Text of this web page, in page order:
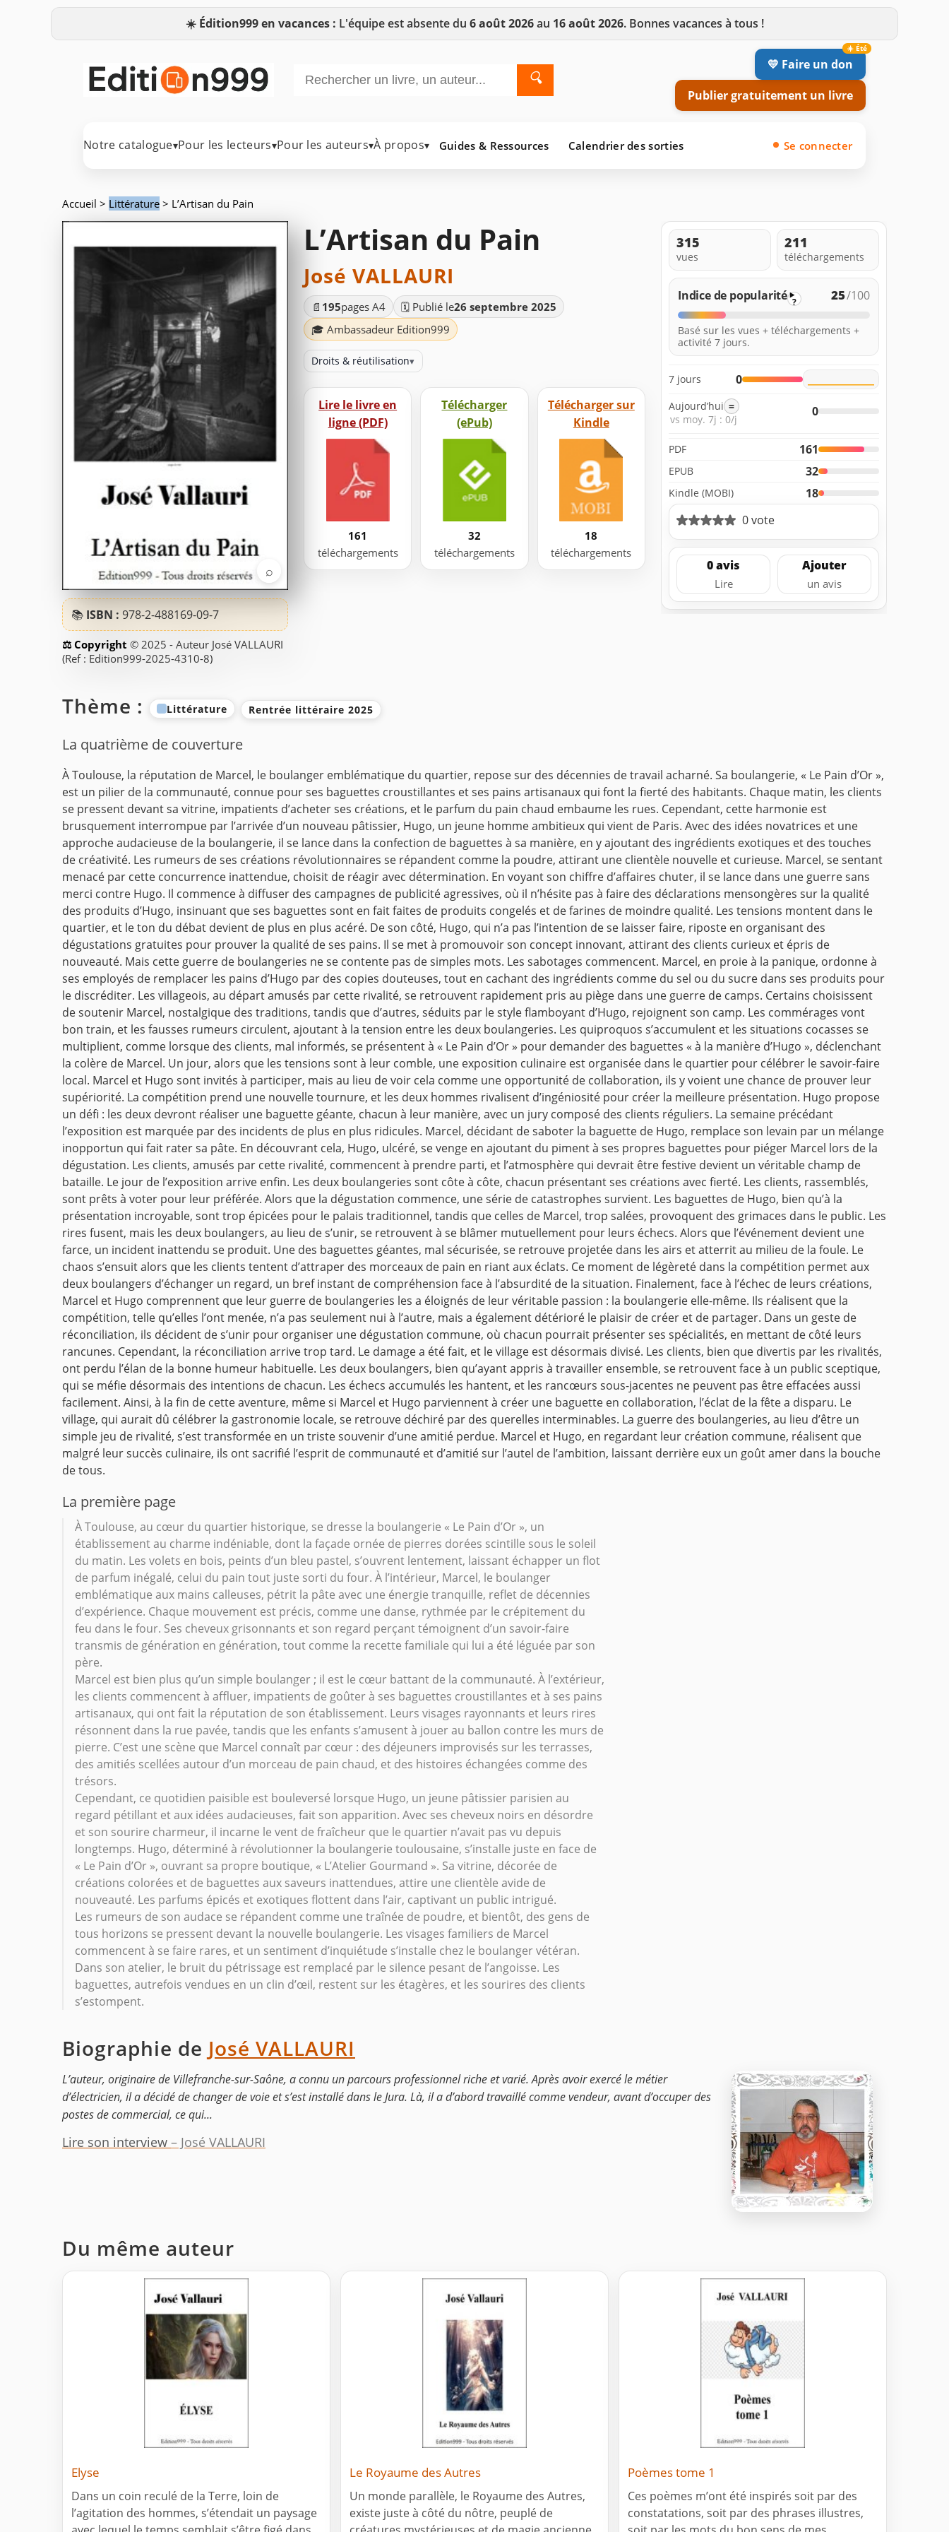
☀️ Édition999 en vacances : L'équipe est absente du 6 août 2026au 16 août 2026. Bonnes vacances à tous !
🔍
💛 Faire un don
Publier gratuitement un livre
Notre catalogue▾Pour les lecteurs▾Pour les auteurs▾À propos▾ Guides & Ressources Calendrier des sorties Se connecter
Accueil > Littérature > L’Artisan du Pain
⌕
📚 ISBN : 978-2-488169-09-7
© 2025 - Auteur José VALLAURI
(Ref : Edition999-2025-4310-8)
L’Artisan du Pain
José VALLAURI
📄 195pages A4 🗓️ Publié le26 septembre 2025
🎓 Ambassadeur Edition999
Droits & réutilisation▾
Lire le livre en
ligne (PDF)
161
téléchargements
Télécharger
(ePub)
32
téléchargements
Télécharger sur
Kindle
18
téléchargements
315
vues
211
téléchargements
Indice de popularité ? 25/100
Basé sur les vues + téléchargements +
activité 7 jours.
7 jours 0
Aujourd’hui =
vs moy. 7j : 0/j
0
PDF 161
EPUB 32
Kindle (MOBI)
18
0 vote
0 avis
Lire
Ajouter
un avis
Thème : Littérature Rentrée littéraire 2025
La quatrième de couverture
À Toulouse, la réputation de Marcel, le boulanger emblématique du quartier, repose sur des décennies de travail acharné. Sa boulangerie, « Le Pain d’Or »,
est un pilier de la communauté, connue pour ses baguettes croustillantes et ses pains artisanaux qui font la fierté des habitants. Chaque matin, les clients
se pressent devant sa vitrine, impatients d’acheter ses créations, et le parfum du pain chaud embaume les rues. Cependant, cette harmonie est
brusquement interrompue par l’arrivée d’un nouveau pâtissier, Hugo, un jeune homme ambitieux qui vient de Paris. Avec des idées novatrices et une
approche audacieuse de la boulangerie, il se lance dans la confection de baguettes à sa manière, en y ajoutant des ingrédients exotiques et des touches
de créativité. Les rumeurs de ses créations révolutionnaires se répandent comme la poudre, attirant une clientèle nouvelle et curieuse. Marcel, se sentant
menacé par cette concurrence inattendue, choisit de réagir avec détermination. En voyant son chiffre d’affaires chuter, il se lance dans une guerre sans
merci contre Hugo. Il commence à diffuser des campagnes de publicité agressives, où il n’hésite pas à faire des déclarations mensongères sur la qualité
des produits d’Hugo, insinuant que ses baguettes sont en fait faites de produits congelés et de farines de moindre qualité. Les tensions montent dans le
quartier, et le ton du débat devient de plus en plus acéré. De son côté, Hugo, qui n’a pas l’intention de se laisser faire, riposte en organisant des
dégustations gratuites pour prouver la qualité de ses pains. Il se met à promouvoir son concept innovant, attirant des clients curieux et épris de
nouveauté. Mais cette guerre de boulangeries ne se contente pas de simples mots. Les sabotages commencent. Marcel, en proie à la panique, ordonne à
ses employés de remplacer les pains d’Hugo par des copies douteuses, tout en cachant des ingrédients comme du sel ou du sucre dans ses produits pour
le discréditer. Les villageois, au départ amusés par cette rivalité, se retrouvent rapidement pris au piège dans une guerre de camps. Certains choisissent
de soutenir Marcel, nostalgique des traditions, tandis que d’autres, séduits par le style flamboyant d’Hugo, rejoignent son camp. Les commérages vont
bon train, et les fausses rumeurs circulent, ajoutant à la tension entre les deux boulangeries. Les quiproquos s’accumulent et les situations cocasses se
multiplient, comme lorsque des clients, mal informés, se présentent à « Le Pain d’Or » pour demander des baguettes « à la manière d’Hugo », déclenchant
la colère de Marcel. Un jour, alors que les tensions sont à leur comble, une exposition culinaire est organisée dans le quartier pour célébrer le savoir-faire
local. Marcel et Hugo sont invités à participer, mais au lieu de voir cela comme une opportunité de collaboration, ils y voient une chance de prouver leur
supériorité. La compétition prend une nouvelle tournure, et les deux hommes rivalisent d’ingéniosité pour créer la meilleure présentation. Hugo propose
un défi : les deux devront réaliser une baguette géante, chacun à leur manière, avec un jury composé des clients réguliers. La semaine précédant
l’exposition est marquée par des incidents de plus en plus ridicules. Marcel, décidant de saboter la baguette de Hugo, remplace son levain par un mélange
inopportun qui fait rater sa pâte. En découvrant cela, Hugo, ulcéré, se venge en ajoutant du piment à ses propres baguettes pour piéger Marcel lors de la
dégustation. Les clients, amusés par cette rivalité, commencent à prendre parti, et l’atmosphère qui devrait être festive devient un véritable champ de
bataille. Le jour de l’exposition arrive enfin. Les deux boulangeries sont côte à côte, chacun présentant ses créations avec fierté. Les clients, rassemblés,
sont prêts à voter pour leur préférée. Alors que la dégustation commence, une série de catastrophes survient. Les baguettes de Hugo, bien qu’à la
présentation incroyable, sont trop épicées pour le palais traditionnel, tandis que celles de Marcel, trop salées, provoquent des grimaces dans le public. Les
rires fusent, mais les deux boulangers, au lieu de s’unir, se retrouvent à se blâmer mutuellement pour leurs échecs. Alors que l’événement devient une
farce, un incident inattendu se produit. Une des baguettes géantes, mal sécurisée, se retrouve projetée dans les airs et atterrit au milieu de la foule. Le
chaos s’ensuit alors que les clients tentent d’attraper des morceaux de pain en riant aux éclats. Ce moment de légèreté dans la compétition permet aux
deux boulangers d’échanger un regard, un bref instant de compréhension face à l’absurdité de la situation. Finalement, face à l’échec de leurs créations,
Marcel et Hugo comprennent que leur guerre de boulangeries les a éloignés de leur véritable passion : la boulangerie elle-même. Ils réalisent que la
compétition, telle qu’elles l’ont menée, n’a pas seulement nui à l’autre, mais a également détérioré le plaisir de créer et de partager. Dans un geste de
réconciliation, ils décident de s’unir pour organiser une dégustation commune, où chacun pourrait présenter ses spécialités, en mettant de côté leurs
rancunes. Cependant, la réconciliation arrive trop tard. Le damage a été fait, et le village est désormais divisé. Les clients, bien que divertis par les rivalités,
ont perdu l’élan de la bonne humeur habituelle. Les deux boulangers, bien qu’ayant appris à travailler ensemble, se retrouvent face à un public sceptique,
qui se méfie désormais des intentions de chacun. Les échecs accumulés les hantent, et les rancœurs sous-jacentes ne peuvent pas être effacées aussi
facilement. Ainsi, à la fin de cette aventure, même si Marcel et Hugo parviennent à créer une baguette en collaboration, l’éclat de la fête a disparu. Le
village, qui aurait dû célébrer la gastronomie locale, se retrouve déchiré par des querelles interminables. La guerre des boulangeries, au lieu d’être un
simple jeu de rivalité, s’est transformée en un triste souvenir d’une amitié perdue. Marcel et Hugo, en regardant leur création commune, réalisent que
malgré leur succès culinaire, ils ont sacrifié l’esprit de communauté et d’amitié sur l’autel de l’ambition, laissant derrière eux un goût amer dans la bouche
de tous.
La première page
À Toulouse, au cœur du quartier historique, se dresse la boulangerie « Le Pain d’Or », un
établissement au charme indéniable, dont la façade ornée de pierres dorées scintille sous le soleil
du matin. Les volets en bois, peints d’un bleu pastel, s’ouvrent lentement, laissant échapper un flot
de parfum inégalé, celui du pain tout juste sorti du four. À l’intérieur, Marcel, le boulanger
emblématique aux mains calleuses, pétrit la pâte avec une énergie tranquille, reflet de décennies
d’expérience. Chaque mouvement est précis, comme une danse, rythmée par le crépitement du
feu dans le four. Ses cheveux grisonnants et son regard perçant témoignent d’un savoir-faire
transmis de génération en génération, tout comme la recette familiale qui lui a été léguée par son
père.
Marcel est bien plus qu’un simple boulanger ; il est le cœur battant de la communauté. À l’extérieur,
les clients commencent à affluer, impatients de goûter à ses baguettes croustillantes et à ses pains
artisanaux, qui ont fait la réputation de son établissement. Leurs visages rayonnants et leurs rires
résonnent dans la rue pavée, tandis que les enfants s’amusent à jouer au ballon contre les murs de
pierre. C’est une scène que Marcel connaît par cœur : des déjeuners improvisés sur les terrasses,
des amitiés scellées autour d’un morceau de pain chaud, et des histoires échangées comme des
trésors.
Cependant, ce quotidien paisible est bouleversé lorsque Hugo, un jeune pâtissier parisien au
regard pétillant et aux idées audacieuses, fait son apparition. Avec ses cheveux noirs en désordre
et son sourire charmeur, il incarne le vent de fraîcheur que le quartier n’avait pas vu depuis
longtemps. Hugo, déterminé à révolutionner la boulangerie toulousaine, s’installe juste en face de
« Le Pain d’Or », ouvrant sa propre boutique, « L’Atelier Gourmand ». Sa vitrine, décorée de
créations colorées et de baguettes aux saveurs inattendues, attire une clientèle avide de
nouveauté. Les parfums épicés et exotiques flottent dans l’air, captivant un public intrigué.
Les rumeurs de son audace se répandent comme une traînée de poudre, et bientôt, des gens de
tous horizons se pressent devant la nouvelle boulangerie. Les visages familiers de Marcel
commencent à se faire rares, et un sentiment d’inquiétude s’installe chez le boulanger vétéran.
Dans son atelier, le bruit du pétrissage est remplacé par le silence pesant de l’angoisse. Les
baguettes, autrefois vendues en un clin d’œil, restent sur les étagères, et les sourires des clients
s’estompent.
Biographie de José VALLAURI
L’auteur, originaire de Villefranche-sur-Saône, a connu un parcours professionnel riche et varié. Après avoir exercé le métier
d’électricien, il a décidé de changer de voie et s’est installé dans le Jura. Là, il a d’abord travaillé comme vendeur, avant d’occuper des
postes de commercial, ce qui...
Lire son interview – José VALLAURI
Du même auteur
Elyse
Dans un coin reculé de la Terre, loin de
l’agitation des hommes, s’étendait un paysage
Le Royaume des Autres
Un monde parallèle, le Royaume des Autres,
existe juste à côté du nôtre, peuplé de
Poèmes tome 1
Ces poèmes m’ont été inspirés soit par des
constatations, soit par des phrases illustres,